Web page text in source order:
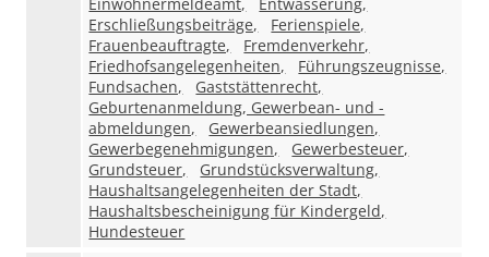
Erschließungsbeiträge,
Ferienspiele,
Frauenbeauftragte,
Fremdenverkehr,
Friedhofsangelegenheiten,
Führungszeugnisse,
Fundsachen,
Gaststättenrecht,
Geburtenanmeldung, Gewerbean- und -
abmeldungen,
Gewerbeansiedlungen,
Gewerbegenehmigungen,
Gewerbesteuer,
Grundsteuer,
Grundstücksverwaltung,
Haushaltsangelegenheiten der Stadt,
Haushaltsbescheinigung für Kindergeld,
Hundesteuer